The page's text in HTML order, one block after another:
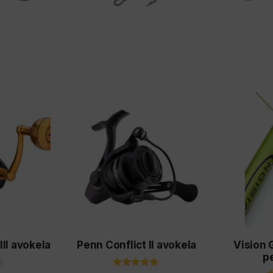
avokela Penn Conflict II avokela
tuotteella
useampi
muunnelma.
Voit
tuotteen
Vision